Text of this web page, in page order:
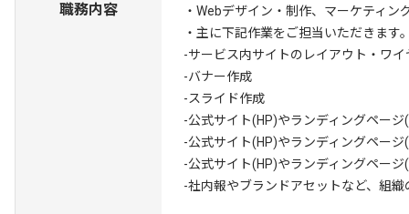
職務内容
・Webデザイン・制作、マーケティ
・主に下記作業をご担当いただきます
-サービス内サイトのレイアウト・ワ
-バナー作成
-スライド作成
-公式サイト(HP)やランディングページ
-公式サイト(HP)やランディングページ
-公式サイト(HP)やランディングページ
-社内報やブランドアセットなど、組